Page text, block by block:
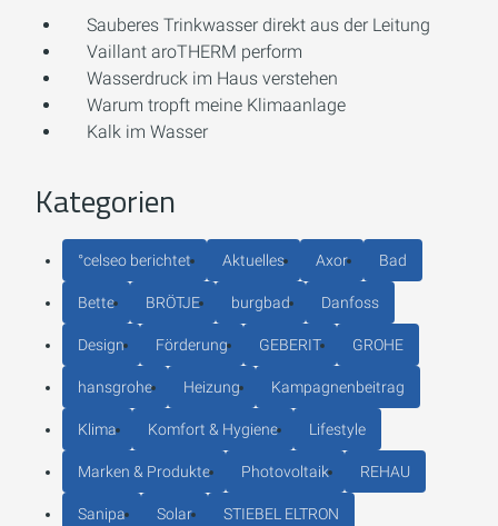
Sauberes Trinkwasser direkt aus der Leitung
Vaillant aroTHERM perform
Wasserdruck im Haus verstehen
Warum tropft meine Klimaanlage
Kalk im Wasser
Kategorien
°celseo berichtet Aktuelles Axor Bad
Bette BRÖTJE burgbad Danfoss
Design Förderung GEBERIT GROHE
hansgrohe Heizung Kampagnenbeitrag
Klima Komfort & Hygiene Lifestyle
Marken & Produkte Photovoltaik REHAU
Sanipa Solar STIEBEL ELTRON